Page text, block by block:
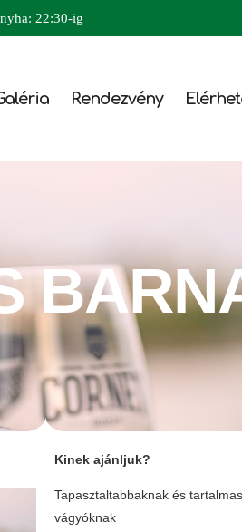
22:30-ig
Rendezvény
Kinek ajánljuk?
Tapasztaltabbaknak és
vágyóknak